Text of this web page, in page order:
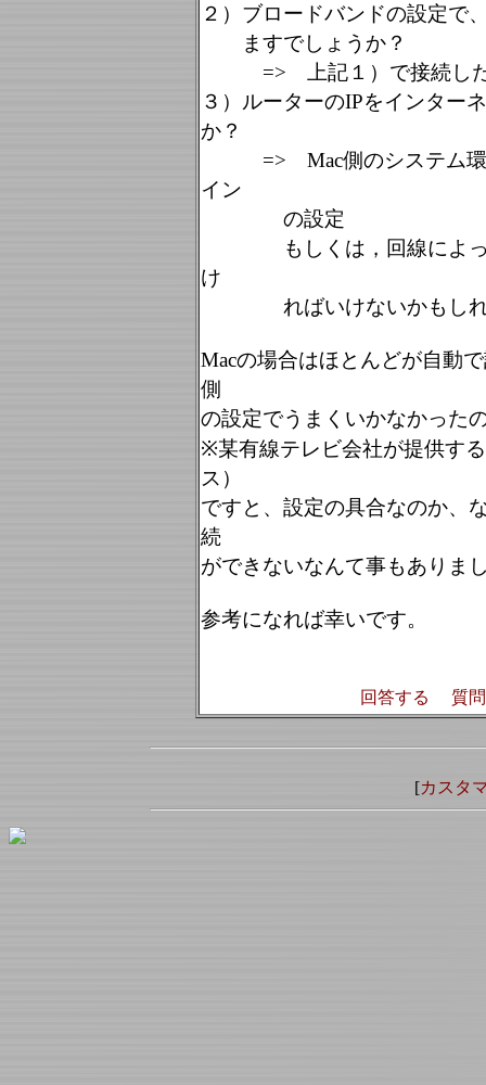
２）ブロードバンドの設定で
ますでしょうか？
=> 上記１）で接続したル
３）ルーターのIPをインター
か？
=> Mac側のシステム環境
イン
の設定
もしくは，回線によって
け
ればいけないかもしれ
Macの場合はほとんどが自動
側
の設定でうまくいかなかった
※某有線テレビ会社が提供す
ス）
ですと、設定の具合なのか、
続
ができないなんて事もありま
参考になれば幸いです。
回答する 質
[カスタ